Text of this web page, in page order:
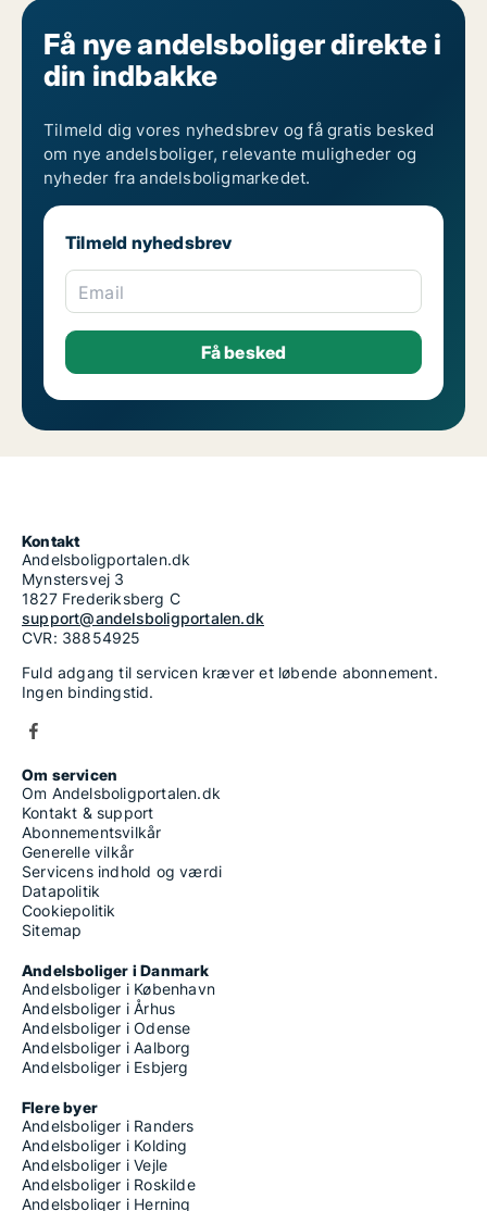
Andelsboliger til salg i Ørestad
Andelsboliger til salg på Østerbro
Få nye andelsboliger direkte i
din indbakke
Tilmeld dig vores nyhedsbrev og få gratis besked
om nye andelsboliger, relevante muligheder og
nyheder fra andelsboligmarkedet.
Tilmeld nyhedsbrev
Email
Kontakt
Andelsboligportalen.dk
Mynstersvej 3
1827 Frederiksberg C
support@andelsboligportalen.dk
CVR: 38854925
Fuld adgang til servicen kræver et løbende abonnement.
Ingen bindingstid.
Om servicen
Om Andelsboligportalen.dk
Kontakt & support
Abonnementsvilkår
Generelle vilkår
Servicens indhold og værdi
Datapolitik
Cookiepolitik
Sitemap
Andelsboliger i Danmark
Andelsboliger i København
Andelsboliger i Århus
Andelsboliger i Odense
Andelsboliger i Aalborg
Andelsboliger i Esbjerg
Flere byer
Andelsboliger i Randers
Andelsboliger i Kolding
Andelsboliger i Vejle
Andelsboliger i Roskilde
Andelsboliger i Herning